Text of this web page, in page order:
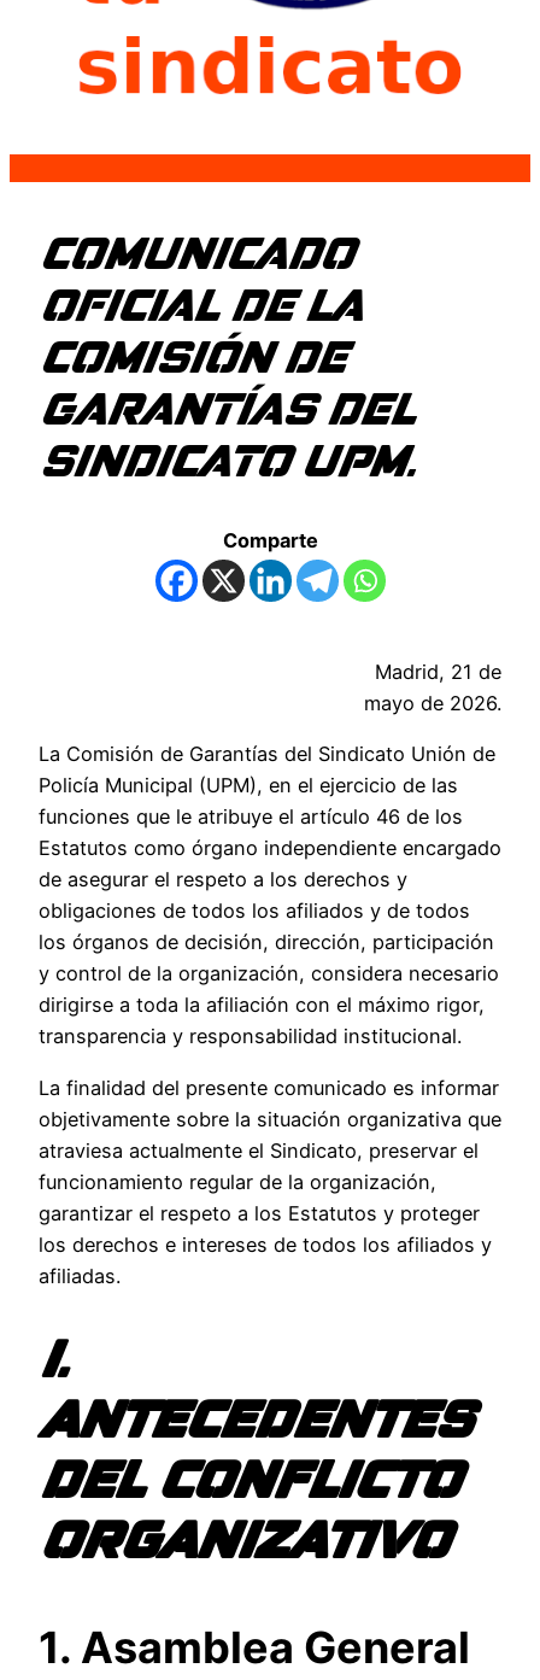
COMUNICADO
OFICIAL DE LA
COMISIÓN DE
GARANTÍAS DEL
SINDICATO UPM.
Comparte
Madrid, 21 de
mayo de 2026.
La Comisión de Garantías del Sindicato Unión de
Policía Municipal (UPM), en el ejercicio de las
funciones que le atribuye el artículo 46 de los
Estatutos como órgano independiente encargado
de asegurar el respeto a los derechos y
obligaciones de todos los afiliados y de todos
los órganos de decisión, dirección, participación
y control de la organización, considera necesario
dirigirse a toda la afiliación con el máximo rigor,
transparencia y responsabilidad institucional.
La finalidad del presente comunicado es informar
objetivamente sobre la situación organizativa que
atraviesa actualmente el Sindicato, preservar el
funcionamiento regular de la organización,
garantizar el respeto a los Estatutos y proteger
los derechos e intereses de todos los afiliados y
afiliadas.
I.
ANTECEDENTES
DEL CONFLICTO
ORGANIZATIVO
1. Asamblea General